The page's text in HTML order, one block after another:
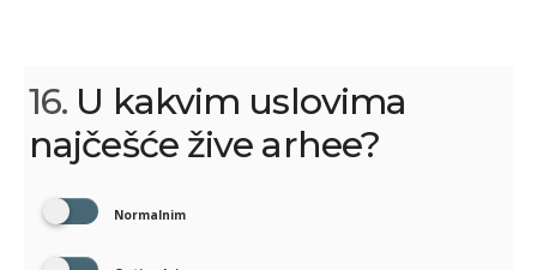
16. U kakvim uslovima
najčešće žive arhee?
Normalnim